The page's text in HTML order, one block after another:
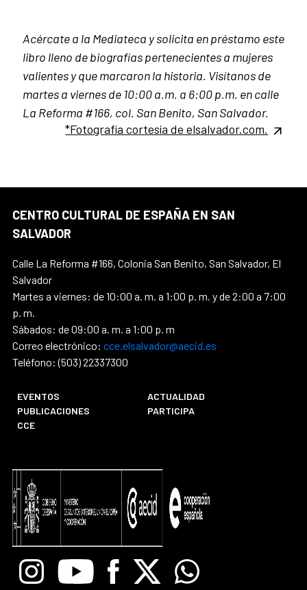
Acércate a la Mediateca y solicita en préstamo este
libro lleno de biografías pertenecientes a mujeres
valientes y que marcaron la historia. Visítanos de
martes a viernes de 10:00 a.m. a 6:00 p.m. en calle
La Reforma #166, col. San Benito, San Salvador.
*Fotografía cortesía de elsalvador.com.
CENTRO CULTURAL DE ESPAÑA EN SAN
SALVADOR
Calle La Reforma #166, Colonia San Benito, San Salvador, El
Salvador
Martes a viernes: de 10:00 a. m. a 1:00 p. m. y de 2:00 a 7:00
p. m.
Sábados: de 09:00 a. m. a 1:00 p. m
Correo electrónico: cce.elsalvador@aecid.es
Teléfono: (503) 22337300
EVENTOS
ACTUALIDAD
PUBLICACIONES
PARTICIPA
CCE
InstagramYoutube Facebook
X Whatsapp